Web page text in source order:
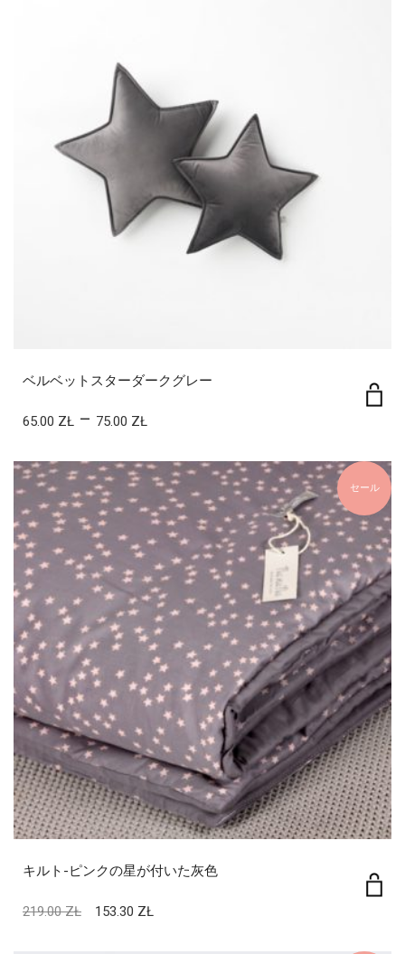
ベルベットスターダークグレー
65.00 ZŁ – 75.00 ZŁ
セール
キルト-ピンクの星が付いた灰色
219.00ZŁ 153.30 ZŁ